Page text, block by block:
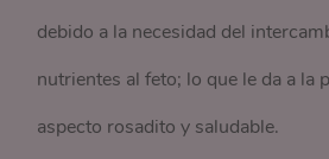
debido a la necesidad del
nutrientes al feto; lo que le da a la
aspecto rosadito y saludable.